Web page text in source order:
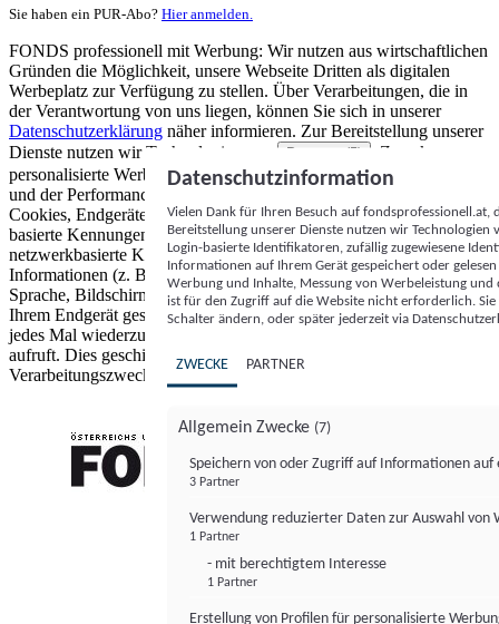
Sie haben ein PUR-Abo? Hier anmelden.
FONDS professionell mit Werbung: Wir nutzen aus wirtschaftlichen
Gründen die Möglichkeit, unsere Webseite Dritten als digitalen
Werbeplatz zur Verfügung zu stellen. Über Verarbeitungen, die in
der Verantwortung von uns liegen, können Sie sich in unserer
Datenschutzerklärung näher informieren. Zur Bereitstellung unserer
Dienste nutzen wir Technologien von
Partnern (5)
. Zwecke:
personalisierte Werbung und Inhalte, Messung von Werbeleistung
und der Performance von Inhalten sowie Zielgruppenforschung.
Cookies, Endgeräte- oder ähnliche Online-Kennungen (z. B. login-
basierte Kennungen, zufällig generierte Kennungen,
netzwerkbasierte Kennungen) können zusammen mit anderen
Informationen (z. B. Browsertyp und Browserinformationen,
Sprache, Bildschirmgröße, unterstützte Technologien usw.) auf
Ihrem Endgerät gespeichert oder von dort ausgelesen werden, um es
jedes Mal wiederzuerkennen, wenn es eine App oder einer Webseite
aufruft. Dies geschieht für einen oder mehrere der hier aufgeführten
Verarbeitungszwecke.
Datenschutzinformation
Vielen Dank für Ihren Besuch auf
Bereitstellung unserer Dienste nutzen wir Technologien
Login-basierte Identifikatoren, zufällig zugewiesene
Informationen auf Ihrem Gerät gespeichert oder
Werbung und Inhalte, Messung von Werbeleistung
ist für den Zugriff auf die Website nicht erforderlich.
Schalter ändern, oder später jederzeit via
ZWECKE PARTNER
Allgemein Zwecke (7)
Speichern von oder Zugriff auf Informationen auf
3 Partner
Verwendung reduzierter Daten zur Auswahl von
1 Partner
- mit berechtigtem Interesse
1 Partner
Erstellung von Profilen für personalisierte
FONDS professionell